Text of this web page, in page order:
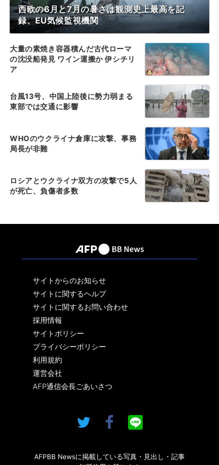
西欧の6月と7月の暑さは観測史上最高を記
録、EU気候監視機関
大量の素焼き容器積んだ古代ローマ
の沈没船発見 ワイン運搬か 伊シチリ
ア
台風13号、中国上陸後に勢力弱まる
東部では交通に影響
WHOのウクライナ倉庫に攻撃、事務
局長が非難
ロシアとウクライナ双方の攻撃で5人
が死亡、負傷者多数
サイトからのお知らせ
サイトに関するヘルプ
サイトに関するお問い合わせ
採用情報
サイトポリシー
プライバシーポリシー
利用規約
運営会社
AFP通信会長ごあいさつ
AFPBB Newsに掲載している写真・見出し・記事